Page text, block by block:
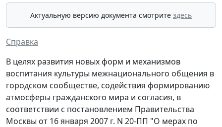
Актуальную версию документа смотрите здесь
Справка
В целях развития новых форм и механизмов
воспитания культуры межнационального общения в
городском сообществе, содействия формированию
атмосферы гражданского мира и согласия, в
соответствии с постановлением Правительства
Москвы от 16 января 2007 г. N 20-ПП "О мерах по